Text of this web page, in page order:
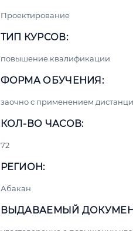
Проектирование
ТИП КУРСОВ:
повышение квалификации
ФОРМА ОБУЧЕНИЯ:
заочно с применением
КОЛ-ВО ЧАСОВ:
72
РЕГИОН:
Абакан
ВЫДАВАЕМЫЙ